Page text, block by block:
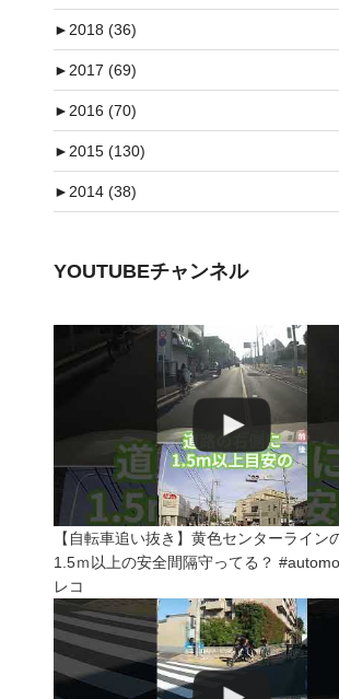
►2018 (36)
►2017 (69)
►2016 (70)
►2015 (130)
►2014 (38)
YOUTUBEチャンネル
【自転車追い抜き】黄色センターライン
1.5ｍ以上の安全間隔守ってる？
レコ